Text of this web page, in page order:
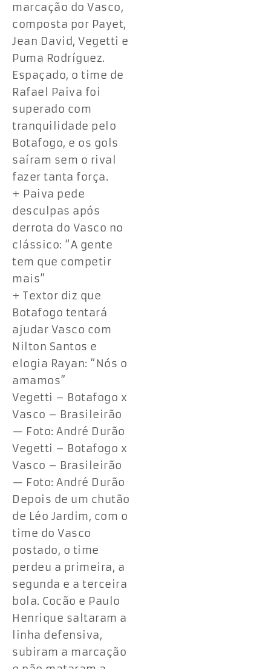
marcação do Vasco,
composta por Payet,
Jean David, Vegetti e
Puma Rodríguez.
Espaçado, o time de
Rafael Paiva foi
superado com
tranquilidade pelo
Botafogo, e os gols
saíram sem o rival
fazer tanta força.
+ Paiva pede
desculpas após
derrota do Vasco no
clássico: “A gente
tem que competir
mais”
+ Textor diz que
Botafogo tentará
ajudar Vasco com
Nilton Santos e
elogia Rayan: “Nós o
amamos”
Vegetti – Botafogo x
Vasco – Brasileirão
— Foto: André Durão
Vegetti – Botafogo x
Vasco – Brasileirão
— Foto: André Durão
Depois de um chutão
de Léo Jardim, com o
time do Vasco
postado, o time
perdeu a primeira, a
segunda e a terceira
bola. Cocão e Paulo
Henrique saltaram a
linha defensiva,
subiram a marcação